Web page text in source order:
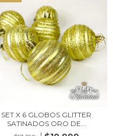
SET X 6 GLOBOS GLITTER
SATINADOS ORO DE...